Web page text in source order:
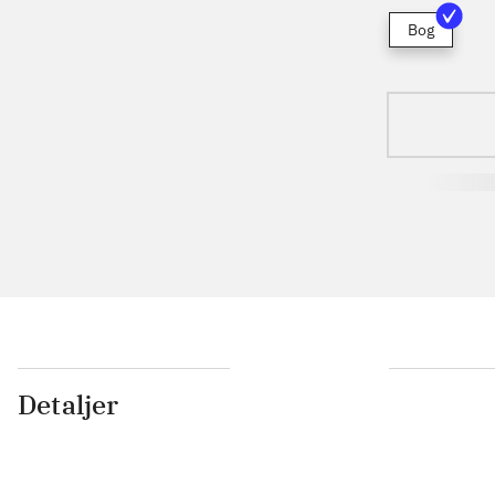
Bog
Detaljer